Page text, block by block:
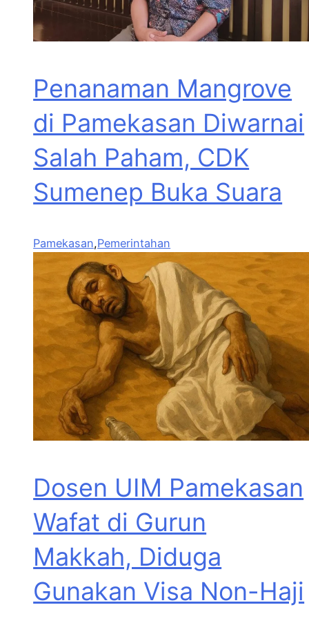
Penanaman Mangrove
di Pamekasan Diwarnai
Salah Paham, CDK
Sumenep Buka Suara
Pamekasan,Pemerintahan
Dosen UIM Pamekasan
Wafat di Gurun
Makkah, Diduga
Gunakan Visa Non-Haji